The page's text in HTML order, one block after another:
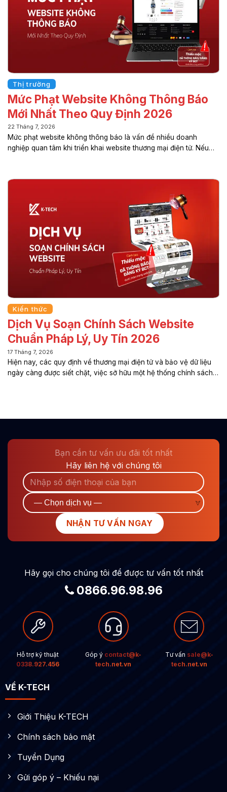
Thị trường
Mức Phạt Website Không Thông Báo
Mới Nhất Theo Quy Định 2026
22 Tháng 7, 2026
Mức phạt website không thông báo là vấn đề nhiều doanh
nghiệp quan tâm khi triển khai website thương mại điện tử. Nếu
pháp lý. Cùng K-TECH tìm hiểu mức xử phạt mới nhất năm 2026
website không thông báo sẽ giúp doanh nghiệp chủ động tuân
thủ quy định, hạn chế rủi ro pháp lý và tránh những khoản xử
Kiến thức
Dịch Vụ Soạn Chính Sách Website
Chuẩn Pháp Lý, Uy Tín 2026
17 Tháng 7, 2026
Hiện nay, các quy định về thương mại điện tử và bảo vệ dữ liệu
ngày càng được siết chặt, việc sở hữu một hệ thống chính sách
Bạn cần tư vấn ưu đãi tốt nhất
Hãy liên hệ với chúng tôi
Hãy gọi cho chúng tôi để được tư vấn tốt nhất
0866.96.98.96
Hỗ trợ kỹ thuật
0338.927.456
Góp ý contact@k-
tech.net.vn
Tư vấn sale@k-
tech.net.vn
VỀ K-TECH
Giới Thiệu K-TECH
Chính sách bảo mật
Tuyển Dụng
Gửi góp ý – Khiếu nại